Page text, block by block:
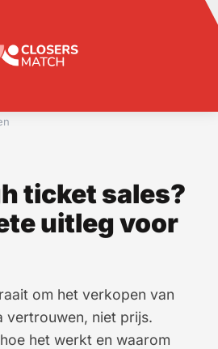
ticket sales?
uitleg voor
om het verkopen van
vertrouwen, niet prijs.
het werkt en waarom